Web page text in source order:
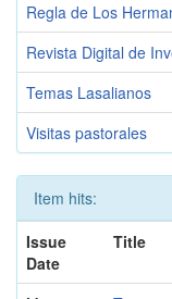
Regla de Los
Revista Digital de
Temas Lasalianos
Visitas pastorales
Item hits:
Issue
Date
Title